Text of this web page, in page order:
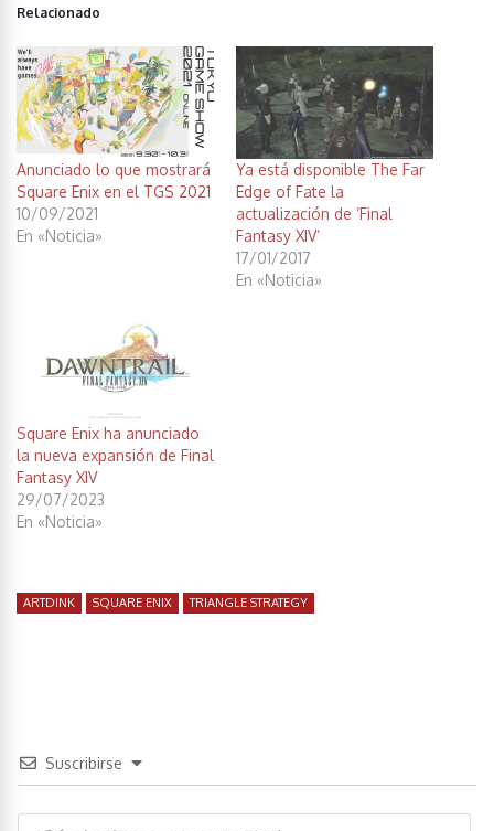
Relacionado
Anunciado lo que mostrará
Square Enix en el TGS 2021
10/09/2021
En «Noticia»
Ya está disponible The Far
Edge of Fate la
actualización de ‘Final
Fantasy XIV’
17/01/2017
En «Noticia»
Square Enix ha anunciado
la nueva expansión de Final
Fantasy XIV
29/07/2023
En «Noticia»
ARTDINK SQUARE ENIX TRIANGLE STRATEGY
Suscribirse